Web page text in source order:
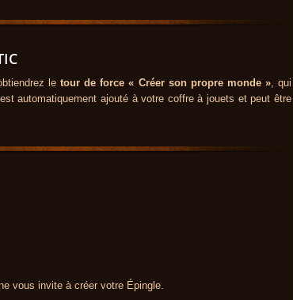
letour de force « Créer son propre monde », qui
est automatiquement ajouté à votre coffre à jouets et peut être
vous invite à créer votre Épingle.